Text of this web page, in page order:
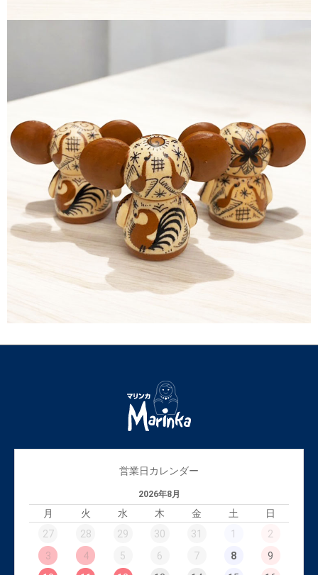
営業日カレンダー
2026年8月
月 火 水 木 金 土
日
27
28 29 30 31 1
2
3
4 5 6 7 8
9